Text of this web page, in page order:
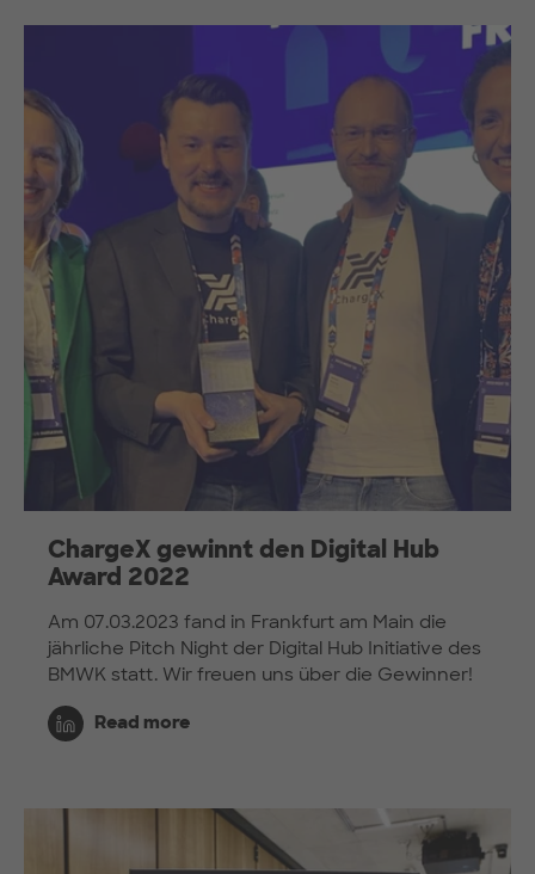
ChargeX gewinnt den Digital Hub
Award 2022
Am 07.03.2023 fand in Frankfurt am Main die
jährliche Pitch Night der Digital Hub Initiative des
BMWK statt. Wir freuen uns über die Gewinner!
Read more